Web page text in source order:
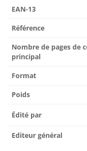
EAN-13
Référence
Nombre de pages de
principal
Format
Poids
Édité par
Editeur général